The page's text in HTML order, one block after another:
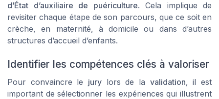
d’État d’auxiliaire de puériculture. Cela implique de
revisiter chaque étape de son parcours, que ce soit en
crèche, en maternité, à domicile ou dans d’autres
structures d’accueil d’enfants.
Identifier les compétences clés à valoriser
Pour convaincre le jury lors de la validation, il est
important de sélectionner les expériences qui illustrent